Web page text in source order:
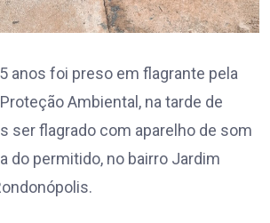
anos foi preso em flagrante pela
Ambiental, na tarde de
ser flagrado com aparelho de som
do permitido, no bairro Jardim